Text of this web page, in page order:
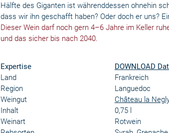
Hälfte des Giganten ist währenddessen ohnehin
dass wir ihn geschafft haben? Oder doch er uns?
Dieser Wein darf noch gern 4–6 Jahre im Keller
und das sicher bis nach 2040.
Expertise
DOWNLOAD
Land
Frankreich
Region
Languedoc
Weingut
Château la
Inhalt
0,75 l
Weinart
Rotwein